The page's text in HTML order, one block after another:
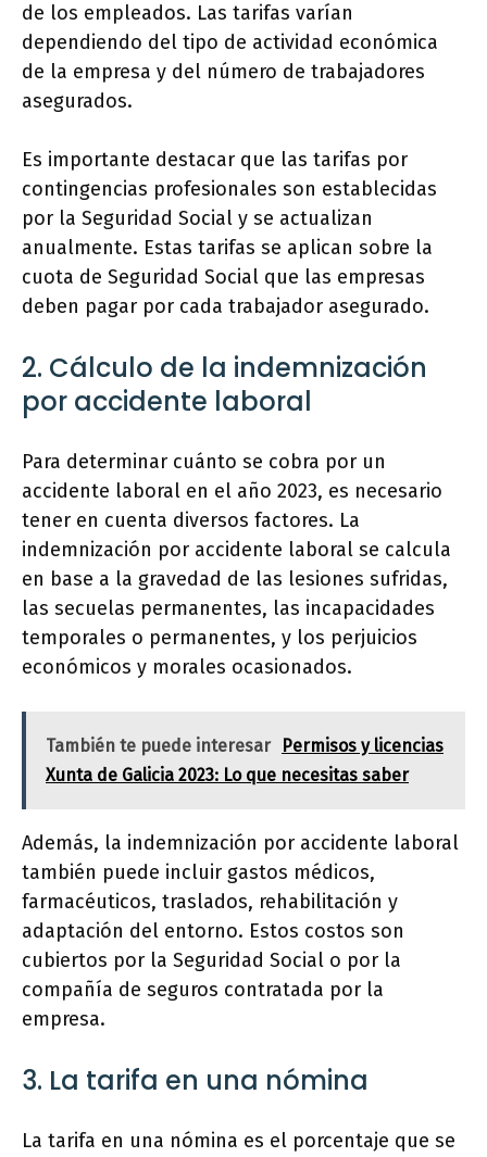
de los empleados. Las tarifas varían
dependiendo del tipo de actividad económica
de la empresa y del número de trabajadores
asegurados.
Es importante destacar que las tarifas por
contingencias profesionales son establecidas
por la Seguridad Social y se actualizan
anualmente. Estas tarifas se aplican sobre la
cuota de Seguridad Social que las empresas
deben pagar por cada trabajador asegurado.
2. Cálculo de la indemnización
por accidente laboral
Para determinar cuánto se cobra por un
accidente laboral en el año 2023, es necesario
tener en cuenta diversos factores. La
indemnización por accidente laboral se calcula
en base a la gravedad de las lesiones sufridas,
las secuelas permanentes, las incapacidades
temporales o permanentes, y los perjuicios
económicos y morales ocasionados.
También te puede interesar
Permisos y licencias
Xunta de Galicia 2023: Lo que necesitas saber
Además, la indemnización por accidente laboral
también puede incluir gastos médicos,
farmacéuticos, traslados, rehabilitación y
adaptación del entorno. Estos costos son
cubiertos por la Seguridad Social o por la
compañía de seguros contratada por la
empresa.
3. La tarifa en una nómina
La tarifa en una nómina es el porcentaje que se